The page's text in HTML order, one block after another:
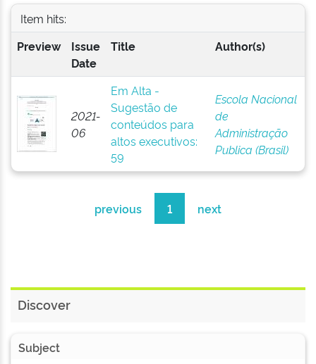
Item hits:
Preview
Issue
Date
Title Author(s)
2021-
06
Em Alta -
Sugestão de
conteúdos para
altos executivos:
59
Escola Nacional
de
Administração
Publica (Brasil)
previous 1 next
Discover
Subject